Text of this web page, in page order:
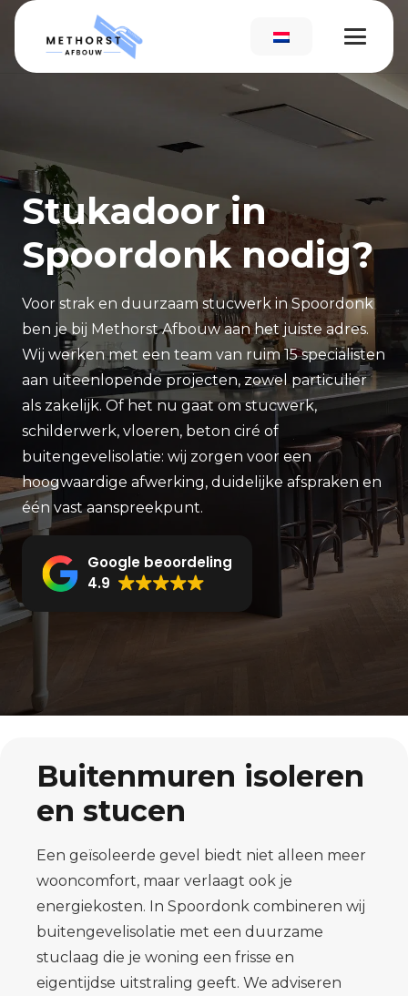
Stukadoor in
Spoordonk nodig?
Voor strak en duurzaam stucwerk in Spoordonk
ben je bij Methorst Afbouw aan het juiste adres.
Wij werken met een team van ruim 15 specialisten
aan uiteenlopende projecten, zowel particulier
als zakelijk. Of het nu gaat om stucwerk,
schilderwerk, vloeren, beton ciré of
buitengevelisolatie: wij zorgen voor een
hoogwaardige afwerking, duidelijke afspraken en
één vast aanspreekpunt.
Google beoordeling
4.9
Buitenmuren isoleren
en stucen
Een geïsoleerde gevel biedt niet alleen meer
wooncomfort, maar verlaagt ook je
energiekosten. In Spoordonk combineren wij
buitengevelisolatie met een duurzame
stuclaag die je woning een frisse en
eigentijdse uitstraling geeft. We adviseren